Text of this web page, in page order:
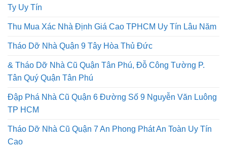
Ty Uy Tín
Thu Mua Xác Nhà Định Giá Cao TPHCM Uy Tín Lâu Năm
Tháo Dỡ Nhà Quận 9 Tây Hòa Thủ Đức
& Tháo Dỡ Nhà Cũ Quận Tân Phú, Đỗ Công Tường P.
Tân Quý Quận Tân Phú
Đập Phá Nhà Cũ Quận 6 Đường Số 9 Nguyễn Văn Luông
TP HCM
Tháo Dỡ Nhà Cũ Quận 7 An Phong Phát An Toàn Uy Tín
Cao